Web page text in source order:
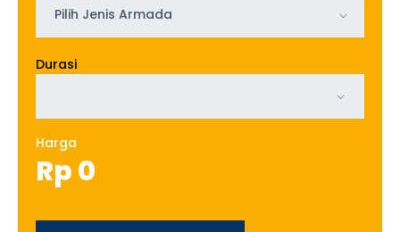
Pilih Jenis Armada
Durasi
Harga
Rp0